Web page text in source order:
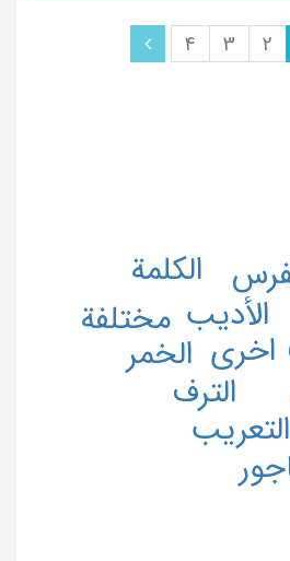
2
3
4
اخری
الأدیب
الترف
التعریب
الخمر
الکلمة
مختلفة